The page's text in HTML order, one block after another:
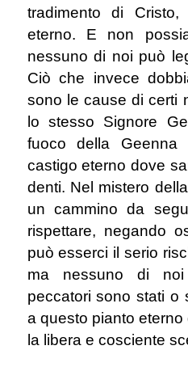
tradimento di
eterno. E non
nessuno di noi può
Ciò che invece
sono le cause di certi
lo stesso Signore
fuoco della Geenna
castigo eterno dove
denti. Nel mistero
un cammino da
rispettare, negando
può esserci il serio
ma nessuno di
peccatori sono stati o
a questo pianto
la libera e cosciente